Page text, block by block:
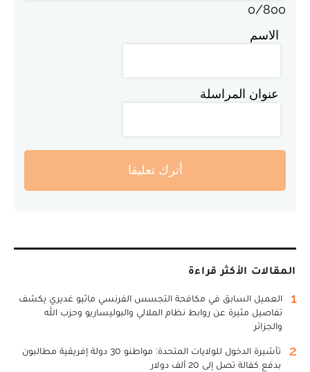
0/800
الاسم
عنوان المراسلة
أترك تعليقا
المقالات الأكثر قراءة
1
العميل السابق في مكافحة التجسس الفرنسي ماثيو غديري يكشف
تفاصيل مثيرة عن روابط نظام الملالي والبوليساريو وحزب الله
والجزائر
2
تأشيرة الدخول للولايات المتحدة: مواطنو 30 دولة إفريقية مطالبون
بدفع كفالة تصل إلى 20 ألف دولار